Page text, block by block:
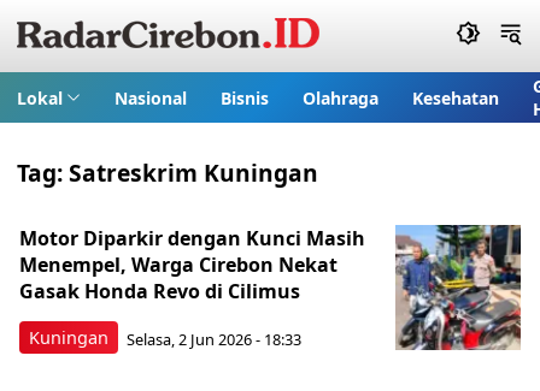
Lokal Nasional Bisnis Olahraga Kesehatan
Tag:Satreskrim Kuningan
Kuningan
Motor Diparkir dengan Kunci Masih
Menempel, Warga Cirebon Nekat
Gasak Honda Revo di Cilimus
Selasa, 2 Jun 2026 - 18:33